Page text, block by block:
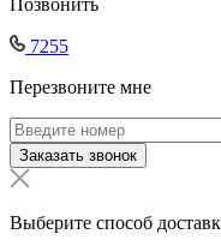
Позвонить
7255
Перезвоните мне
Заказать звонок
Выберите способ